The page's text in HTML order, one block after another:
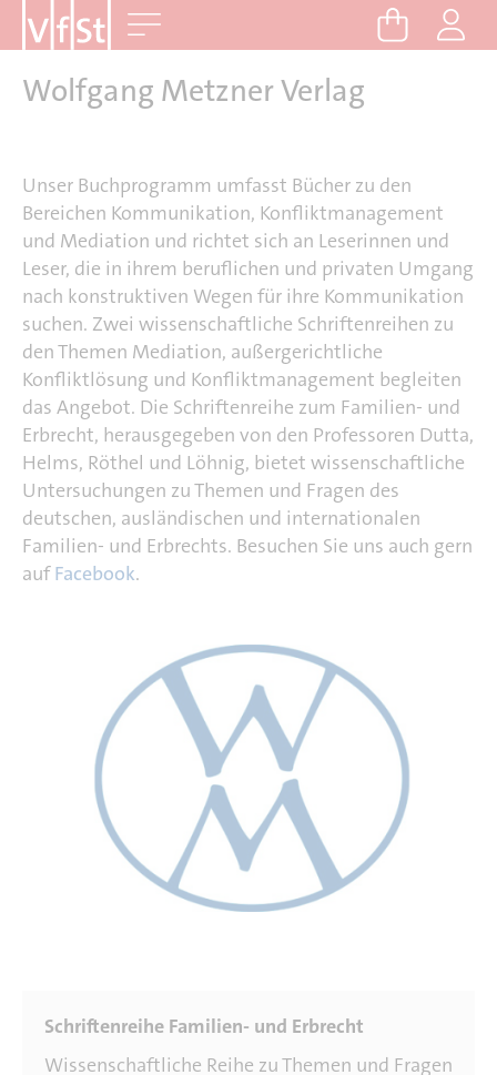
Wolfgang Metzner Verlag
Unser Buchprogramm umfasst Bücher zu den
Bereichen Kommunikation, Konfliktmanagement
und Mediation und richtet sich an Leserinnen und
Leser, die in ihrem beruflichen und privaten Umgang
nach konstruktiven Wegen für ihre Kommunikation
suchen. Zwei wissenschaftliche Schriftenreihen zu
den Themen Mediation, außergerichtliche
Konfliktlösung und Konfliktmanagement begleiten
das Angebot. Die Schriftenreihe zum Familien- und
Erbrecht, herausgegeben von den Professoren Dutta,
Helms, Röthel und Löhnig, bietet wissenschaftliche
Untersuchungen zu Themen und Fragen des
deutschen, ausländischen und internationalen
Familien- und Erbrechts. Besuchen Sie uns auch gern
aufFacebook.
Wissenschaftliche Reihe zu Themen und Fragen